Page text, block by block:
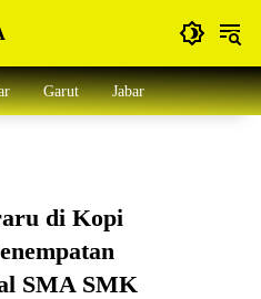
Garut Jabar
di Kopi
SMA SMK